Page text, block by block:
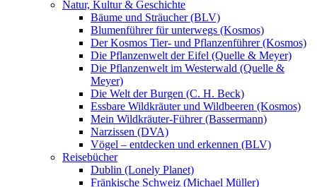
Natur, Kultur & Geschichte
Bäume und Sträucher (BLV)
Blumenführer für unterwegs (Kosmos)
Der Kosmos Tier- und Pflanzenführer (Kosmos)
Die Pflanzenwelt der Eifel (Quelle & Meyer)
Die Pflanzenwelt im Westerwald (Quelle &
Meyer)
Die Welt der Burgen (C. H. Beck)
Essbare Wildkräuter und Wildbeeren (Kosmos)
Mein Wildkräuter-Führer (Bassermann)
Narzissen (DVA)
Vögel – entdecken und erkennen (BLV)
Reisebücher
Dublin (Lonely Planet)
Fränkische Schweiz (Michael Müller)